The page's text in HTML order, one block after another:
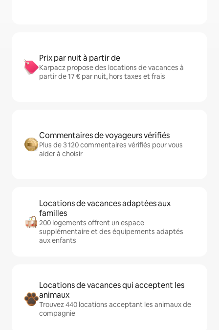
Prix par nuit à partir de
Karpacz propose des locations de vacances à
partir de 17 € par nuit, hors taxes et frais
Commentaires de voyageurs vérifiés
Plus de 3 120 commentaires vérifiés pour vous
aider à choisir
Locations de vacances adaptées aux
familles
200 logements offrent un espace
supplémentaire et des équipements adaptés
aux enfants
Locations de vacances qui acceptent les
animaux
Trouvez 440 locations acceptant les animaux de
compagnie